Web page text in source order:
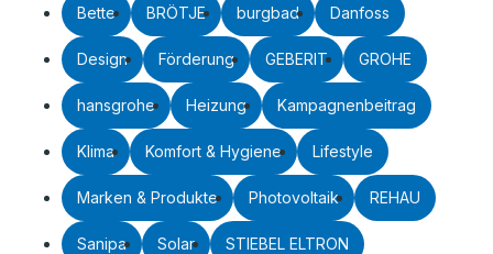
Bette BRÖTJE burgbad Danfoss
Design Förderung GEBERIT GROHE
hansgrohe Heizung Kampagnenbeitrag
Klima Komfort & Hygiene Lifestyle
Marken & Produkte Photovoltaik REHAU
Sanipa Solar STIEBEL ELTRON